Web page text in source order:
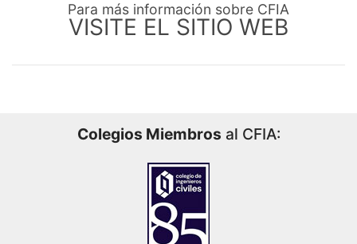
Para más información sobre CFIA
VISITE EL SITIO WEB
Colegios Miembros al CFIA: